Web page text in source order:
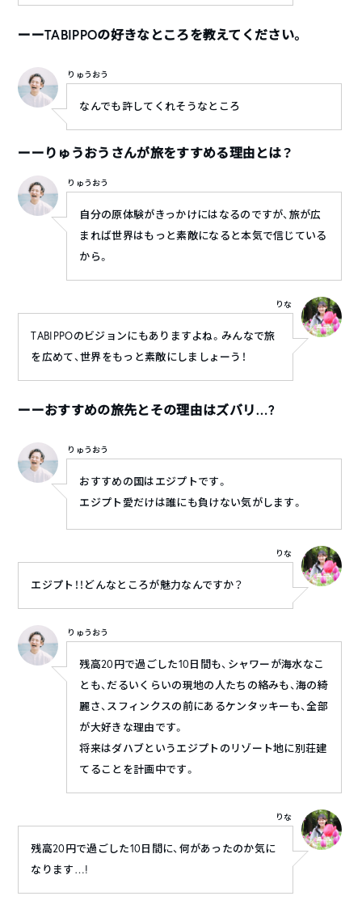
ーーTABIPPOの好きなところを教えてください。
りゅうおう
なんでも許してくれそうなところ
ーーりゅうおうさんが旅をすすめる理由とは？
りゅうおう
自分の原体験がきっかけにはなるのですが、旅が広
まれば世界はもっと素敵になると本気で信じている
から。
TABIPPOのビジョンにもありますよね。みんなで旅
を広めて、世界をもっと素敵にしましょーう！
りな
ーーおすすめの旅先とその理由はズバリ…?
りゅうおう
おすすめの国はエジプトです。
エジプト愛だけは誰にも負けない気がします。
エジプト！！どんなところが魅力なんですか？
りな
りゅうおう
残高20円で過ごした10日間も、シャワーが海水なこ
とも、だるいくらいの現地の人たちの絡みも、海の綺
麗さ、スフィンクスの前にあるケンタッキーも、全部
が大好きな理由です。
将来はダハブというエジプトのリゾート地に別荘建
てることを計画中です。
残高20円で過ごした10日間に、何があったのか気に
なります…!
りな